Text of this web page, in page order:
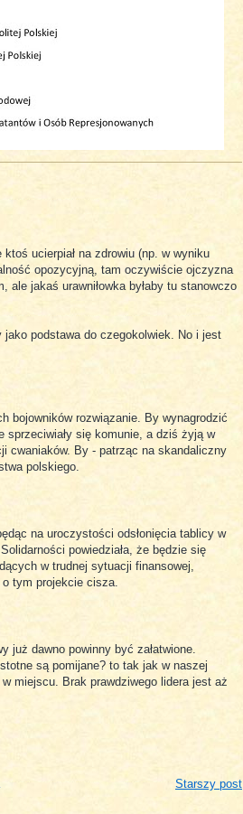
ucierpiał na zdrowiu (np. w wyniku
opozycyjną, tam oczywiście ojczyzna
ale jakaś urawniłowka byłaby tu stanowczo
podstawa do czegokolwiek. No i jest
bojowników rozwiązanie. By wynagrodzić
sprzeciwiały się komunie, a dziś żyją w
cwaniaków. By - patrząc na skandaliczny
polskiego.
na uroczystości odsłonięcia tablicy w
powiedziała, że będzie się
w trudnej sytuacji finansowej,
o tym projekcie cisza.
już dawno powinny być załatwione.
są pomijane? to tak jak w naszej
miejscu. Brak prawdziwego lidera jest aż
Starszy post